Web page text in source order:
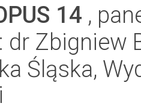
14 ,
dr Zbigniew
Śląska,